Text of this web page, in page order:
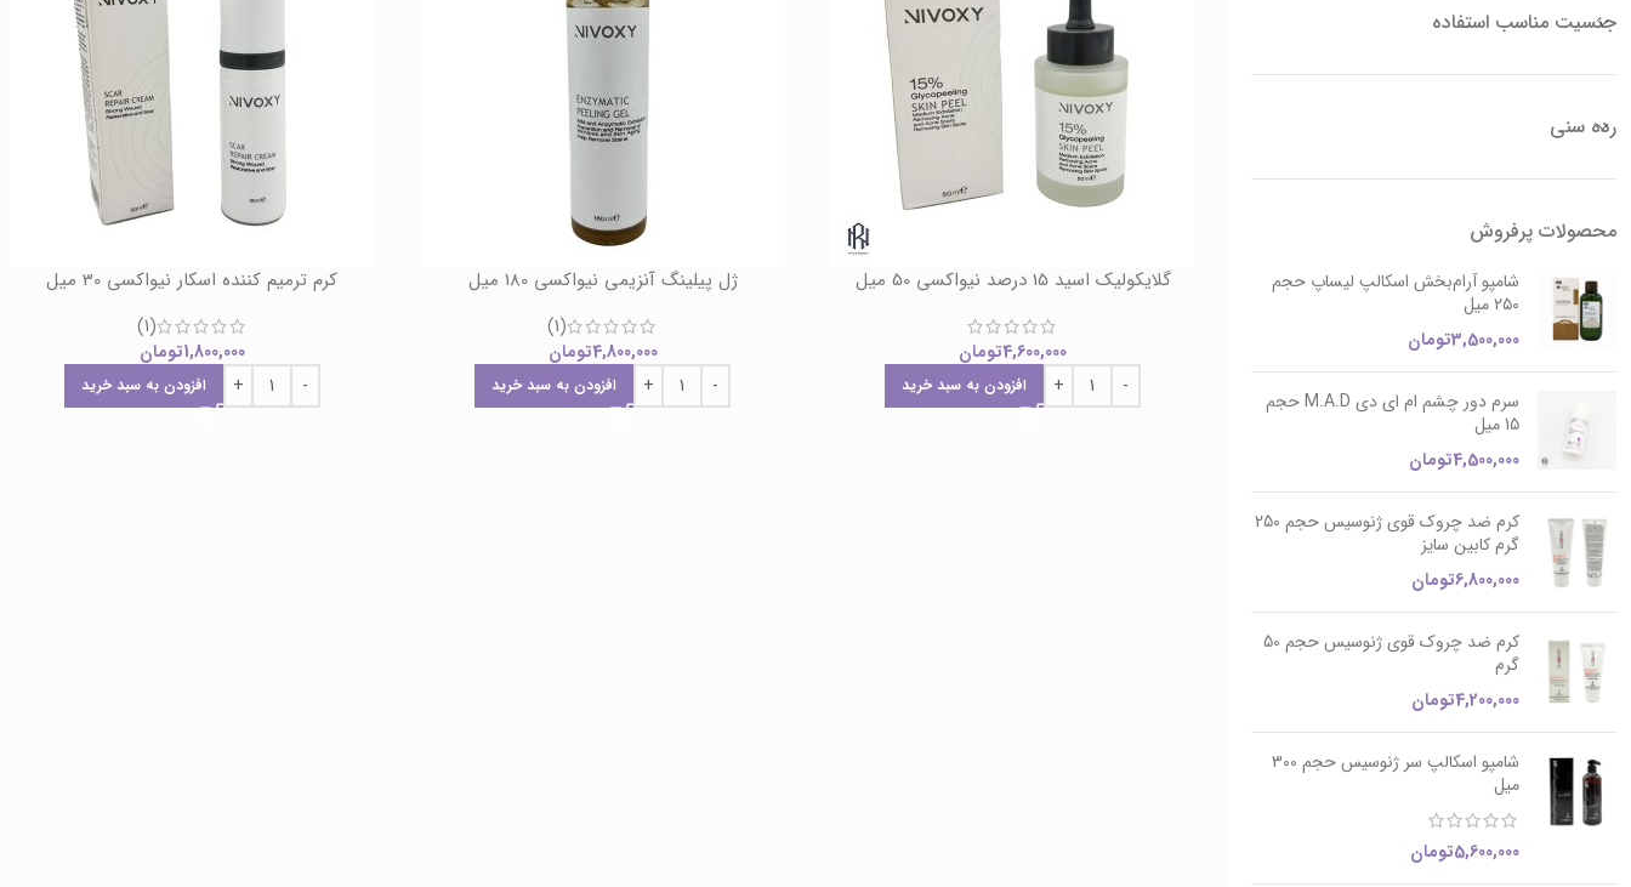
جنسیت مناسب استفاده
رده سنی
محصولات پرفروش
شامپو آرام‌بخش اسکالپ لیساپ حجم
۲۵۰ میل
3,500,000تومان
سرم دور چشم ام ای دی M.A.D حجم
15 میل
4,500,000تومان
کرم ضد چروک قوی ژنوسیس حجم 250
گرم کابین سایز
6,800,000تومان
کرم ضد چروک قوی ژنوسیس حجم 50
گرم
4,200,000تومان
شامپو اسکالپ سر ژنوسیس حجم 300
میل
5,600,000تومان
گلایکولیک اسید 15 درصد نیواکسی 50 میل
4,600,000تومان
افزودن به سبد خرید
ژل پیلینگ آنزیمی نیواکسی 180 میل
(1)
4,800,000تومان
افزودن به سبد خرید
کرم ترمیم کننده اسکار نیواکسی 30 میل
(1)
1,800,000تومان
افزودن به سبد خرید